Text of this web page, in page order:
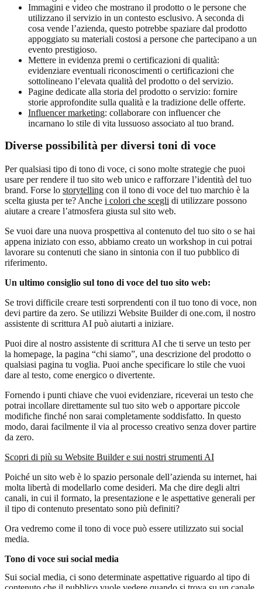
Immagini e video che mostrano il prodotto o le persone che
utilizzano il servizio in un contesto esclusivo. A seconda di
cosa vende l’azienda, questo potrebbe spaziare dal prodotto
appoggiato su materiali costosi a persone che partecipano a un
evento prestigioso.
Mettere in evidenza premi o certificazioni di qualità:
evidenziare eventuali riconoscimenti o certificazioni che
sottolineano l’elevata qualità del prodotto o del servizio.
Pagine dedicate alla storia del prodotto o servizio: fornire
storie approfondite sulla qualità e la tradizione delle offerte.
Influencer marketing: collaborare con influencer che
incarnano lo stile di vita lussuoso associato al tuo brand.
Diverse possibilità per diversi toni di voce
Per qualsiasi tipo di tono di voce, ci sono molte strategie che puoi
usare per rendere il tuo sito web unico e rafforzare l’identità del tuo
brand. Forse lo storytelling con il tono di voce del tuo marchio è la
scelta giusta per te? Anche i colori che scegli di utilizzare possono
aiutare a creare l’atmosfera giusta sul sito web.
Se vuoi dare una nuova prospettiva al contenuto del tuo sito o se hai
appena iniziato con esso, abbiamo creato un workshop in cui potrai
lavorare su contenuti che siano in sintonia con il tuo pubblico di
riferimento.
Un ultimo consiglio sul tono di voce del tuo sito web:
Se trovi difficile creare testi sorprendenti con il tuo tono di voce, non
devi partire da zero. Se utilizzi Website Builder di one.com, il nostro
assistente di scrittura AI può aiutarti a iniziare.
Puoi dire al nostro assistente di scrittura AI che ti serve un testo per
la homepage, la pagina “chi siamo”, una descrizione del prodotto o
qualsiasi pagina tu voglia. Puoi anche specificare lo stile che vuoi
dare al testo, come energico o divertente.
Fornendo i punti chiave che vuoi evidenziare, riceverai un testo che
potrai incollare direttamente sul tuo sito web o apportare piccole
modifiche finché non sarai completamente soddisfatto. In questo
modo, darai facilmente il via al processo creativo senza dover partire
da zero.
Scopri di più su Website Builder e sui nostri strumenti AI
Poiché un sito web è lo spazio personale dell’azienda su internet, hai
molta libertà di modellarlo come desideri. Ma che dire degli altri
canali, in cui il formato, la presentazione e le aspettative generali per
il tipo di contenuto presentato sono più definiti?
Ora vedremo come il tono di voce può essere utilizzato sui social
media.
Tono di voce sui social media
Sui social media, ci sono determinate aspettative riguardo al tipo di